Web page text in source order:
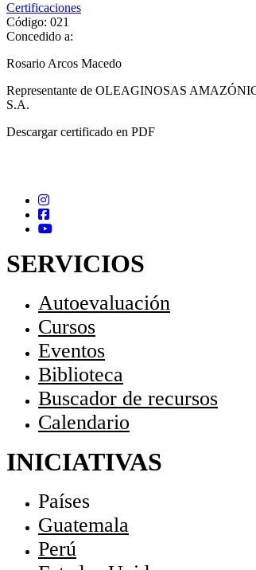
Certificaciones
Código: 021
Concedido a:
Rosario Arcos Macedo
Representante de OLEAGINOSAS
S.A.
Descargar certificado en PDF
SERVICIOS
Autoevaluación
Cursos
Eventos
Biblioteca
Buscador de recursos
Calendario
INICIATIVAS
Países
Guatemala
Perú